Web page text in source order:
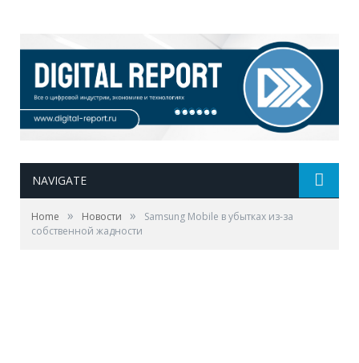
NAVIGATE
Home » Новости »
Samsung Mobile в убытках из-за
собственной жадности